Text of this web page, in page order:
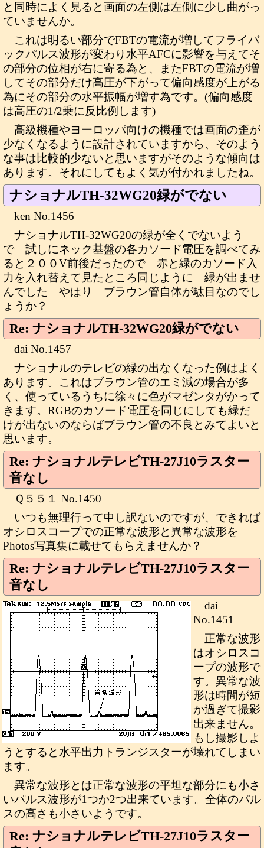
と同時によく見ると画面の左側は左側に少し曲がっ
ていませんか。
これは明るい部分でFBTの電流が増してフライバ
ックパルス波形が変わり水平AFCに影響を与えてそ
の部分の位相が右に寄る為と、またFBTの電流が増
してその部分だけ高圧が下がって偏向感度が上がる
為にその部分の水平振幅が増す為です。(偏向感度
は高圧の1/2乗に反比例します)
高級機種やヨーロッパ向けの機種では画面の歪が
少なくなるように設計されていますから、そのよう
な事は比較的少ないと思いますがそのような傾向は
あります。それにしてもよく気が付かれましたね。
ナショナルTH-32WG20緑がでない
ken No.1456
ナショナルTH-32WG20の緑が全くでないよう
で 試しにネック基盤の各カソード電圧を調べてみ
ると２００V前後だったので 赤と緑のカソード入
力を入れ替えて見たところ同じように 緑が出ませ
んでした やはり ブラウン管自体が駄目なのでし
ょうか？
Re: ナショナルTH-32WG20緑がでない
dai No.1457
ナショナルのテレビの緑の出なくなった例はよく
あります。これはブラウン管のエミ減の場合が多
く、使っているうちに徐々に色がマゼンタがかって
きます。RGBのカソード電圧を同じにしても緑だ
けが出ないのならばブラウン管の不良とみてよいと
思います。
Re: ナショナルテレビTH-27J10ラスター
音なし
Ｑ５５１ No.1450
いつも無理行って申し訳ないのですが、できれば
オシロスコープでの正常な波形と異常な波形を
Photos写真集に載せてもらえませんか？
Re: ナショナルテレビTH-27J10ラスター
音なし
dai
No.1451
正常な波形
はオシロスコ
ープの波形で
す。異常な波
形は時間が短
か過ぎて撮影
出来ません。
もし撮影しよ
うとすると水平出力トランジスターが壊れてしまい
ます。
異常な波形とは正常な波形の平坦な部分にも小さ
いパルス波形が1つか2つ出来ています。全体のパル
スの高さも小さいようです。
Re: ナショナルテレビTH-27J10ラスター